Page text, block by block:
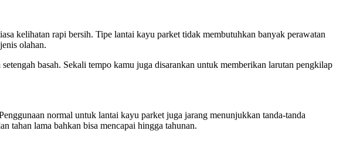
kelihatan rapi bersih. Tipe lantai kayu parket tidak membutuhkan banyak perawatan
olahan.
basah. Sekali tempo kamu juga disarankan untuk memberikan larutan pengkilap
normal untuk lantai kayu parket juga jarang menunjukkan tanda-tanda
tahan lama bahkan bisa mencapai hingga tahunan.